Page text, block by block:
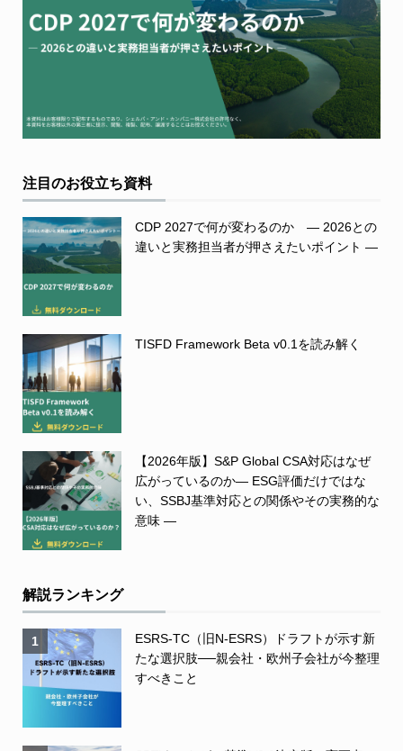
注目のお役立ち資料
CDP 2027で何が変わるのか ― 2026との
違いと実務担当者が押さえたいポイント ―
TISFD Framework Beta v0.1を読み解く
【2026年版】S&P Global CSA対応はなぜ
広がっているのか― ESG評価だけではな
い、SSBJ基準対応との関係やその実務的な
意味 ―
解説ランキング
1
ESRS-TC（旧N-ESRS）ドラフトが示す新
たな選択肢──親会社・欧州子会社が今整理
すべきこと